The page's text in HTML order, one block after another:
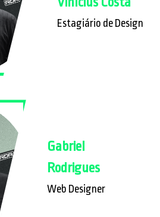
Estagiário de Design
Gabriel
Rodrigues
Web Designer